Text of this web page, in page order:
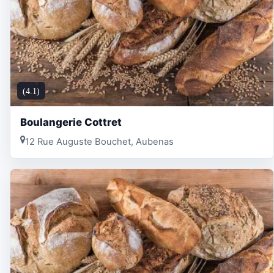
(4.1)
Boulangerie Cottret
12 Rue Auguste Bouchet, Aubenas